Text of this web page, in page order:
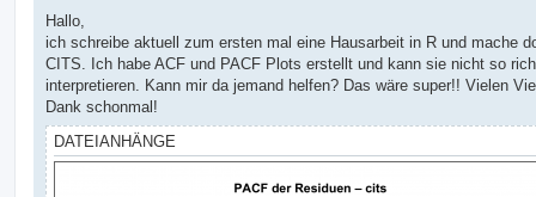
i
r
a
Hallo,
ich schreibe aktuell zum ersten mal eine Hausarbeit in R und mache
CITS. Ich habe ACF und PACF Plots erstellt und kann sie nicht so
interpretieren. Kann mir da jemand helfen? Das wäre super!! Vielen
Dank schonmal!
DATEIANHÄNGE